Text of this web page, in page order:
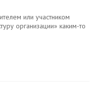
или участником
организации» каким-то